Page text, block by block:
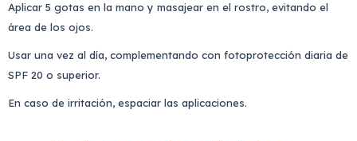
Aplicar 5 gotas en la mano y masajear en el rostro, evitando el
área de los ojos.
Usar una vez al día, complementando con fotoprotección diaria de
SPF 20 o superior.
En caso de irritación, espaciar las aplicaciones.